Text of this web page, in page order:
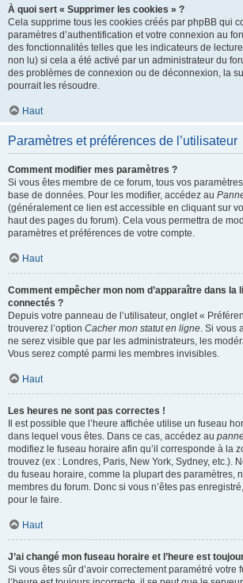
À quoi sert « Supprimer les cookies » ?
Cela supprime tous les cookies créés par phpBB qui
paramètres d’authentification et votre connexion au
des fonctionnalités telles que les indicateurs de
non lu) si cela a été activé par un administrateur du
des problèmes de connexion ou de déconnexion, la
pourrait les résoudre.
Haut
Paramètres et préférences de l’utilisateur
Comment modifier mes paramètres ?
Si vous êtes membre de ce forum, tous vos
base de données. Pour les modifier, accédez au
(généralement ce lien est accessible en cliquant sur
haut des pages du forum). Cela vous permettra de
paramètres et préférences de votre compte.
Haut
Comment empêcher mon nom d’apparaître dans la
connectés ?
Depuis votre panneau de l’utilisateur, onglet «
trouverez l’option Cacher mon statut en ligne. Si vous
ne serez visible que par les administrateurs, les
Vous serez compté parmi les membres invisibles.
Haut
Les heures ne sont pas correctes !
Il est possible que l’heure affichée utilise un fuseau
dans lequel vous êtes. Dans ce cas, accédez au
modifiez le fuseau horaire afin qu’il corresponde à la
trouvez (ex : Londres, Paris, New York, Sydney, etc.).
du fuseau horaire, comme la plupart des paramètres,
membres du forum. Donc si vous n’êtes pas
pour le faire.
Haut
J’ai changé mon fuseau horaire et l’heure est
Si vous êtes sûr d’avoir correctement paramétré votre